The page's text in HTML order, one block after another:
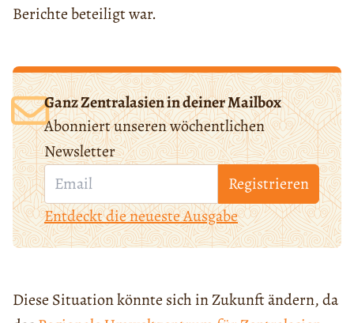
Berichte beteiligt war.
Ganz Zentralasien in deiner Mailbox
Abonniert unseren wöchentlichen
Newsletter
Registrieren
Entdeckt die neueste Ausgabe
Diese Situation könnte sich in Zukunft ändern, da